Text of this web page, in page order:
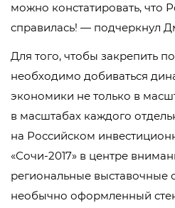
можно констатировать, что
справилась! — подчеркнул
Для того, чтобы закрепить
необходимо добиваться
экономики не только в
в масштабах каждого
на Российском
«Сочи-2017» в центре
региональные выставочные
необычно оформленный